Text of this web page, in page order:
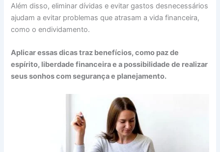
Além disso, eliminar dívidas e evitar gastos desnecessários
ajudam a evitar problemas que atrasam a vida financeira,
como o endividamento.
Aplicar essas dicas traz benefícios, como paz de
espírito, liberdade financeira e a possibilidade de realizar
seus sonhos com segurança e planejamento.